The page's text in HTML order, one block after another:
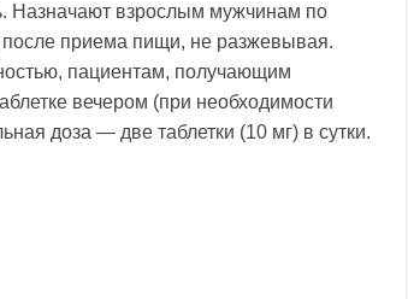
Назначают взрослым мужчинам по
после приема пищи, не разжевывая.
пациентам, получающим
вечером (при необходимости
доза — две таблетки (10 мг) в сутки.